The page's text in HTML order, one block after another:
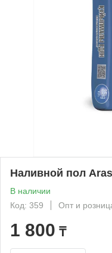
Наливной пол
В наличии
Код: 359
Опт и
1 800 ₸